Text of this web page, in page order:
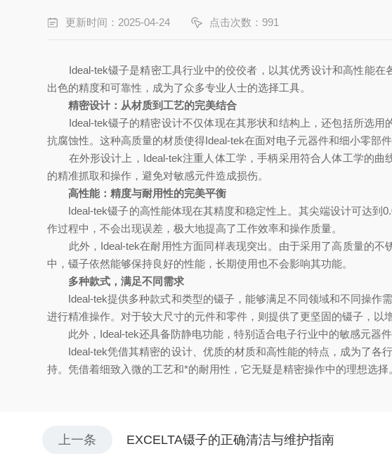
更新时间：2025-04-24 点击次数：991
Ideal-tek镊子是精密工具行业中的佼佼者，以其优秀设计和高性能在
出色的精度和可靠性，成为了众多专业人士的选择工具。
精密设计：从材质到工艺的完美结合
Ideal-tek镊子的精密设计不仅体现在其形状和结构上，还包括所选用
抗腐蚀性。这种高质量的材质使得Ideal-tek在面对电子元器件和细小零部
在外形设计上，Ideal-tek注重人体工学，手柄采用符合人体工学的曲
的精准抓取和操作，避免对敏感元件造成损伤。
高性能：精度与耐用性的完美平衡
Ideal-tek镊子的高性能体现在其精度和稳定性上。其尖端设计可达到
作过程中，不会出现误差，极大地提高了工作效率和操作质量。
此外，Ideal-tek在耐用性方面同样表现突出。由于采用了高质量的不
中，镊子依然能够保持良好的性能，长期使用也不会影响其功能。
多种款式，满足不同需求
Ideal-tek提供多种款式和类型的镊子，能够满足不同领域和不同操作
进行精准操作。对于较大尺寸的元件和零件，则提供了更坚固的镊子，以
此外，Ideal-tek还具备防静电功能，特别适合电子行业中的敏感元器件
Ideal-tek凭借其精密的设计、优质的材质和高性能的特点，成为了各
持。凭借着细致入微的工艺和*的耐用性，它无疑是精密操作中的理想选择
上一条 EXCELTA镊子的正确清洁与维护指南